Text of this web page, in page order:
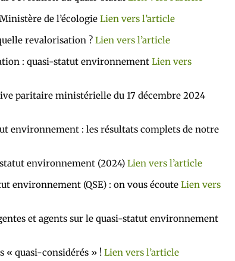
de l’écologie Lien vers l’article
revalorisation ? Lien vers l’article
: quasi-statut environnement Lien vers
paritaire ministérielle du 17 décembre 2024
environnement : les résultats complets de notre
environnement (2024) Lien vers l’article
environnement (QSE) : on vous écoute Lien vers
et agents sur le quasi-statut environnement
« quasi-considérés » ! Lien vers l’article